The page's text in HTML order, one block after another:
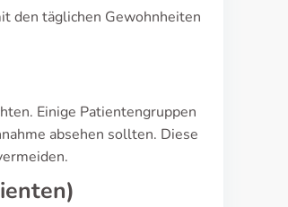
den täglichen Gewohnheiten
Einige Patientengruppen
absehen sollten. Diese